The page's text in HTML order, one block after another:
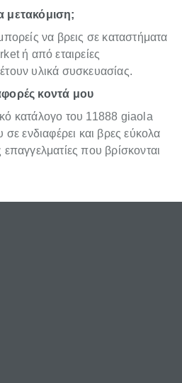
μετακόμιση;
να βρεις σε καταστήματα
ή από εταιρείες
υλικά συσκευασίας.
κοντά μου
κατάλογο του 11888 giaola
σε ενδιαφέρει και βρες εύκολα
που βρίσκονται